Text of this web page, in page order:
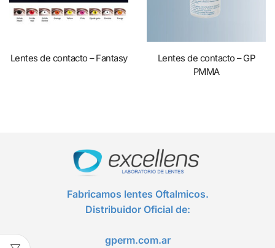
Lentes de contacto – Fantasy
Lentes de contacto – GP
PMMA
Fabricamos lentes Oftalmicos.
Distribuidor Oficial de:
gperm.com.ar